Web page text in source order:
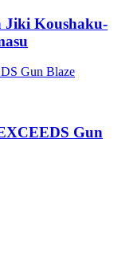
Jiki Koushaku-
Gun